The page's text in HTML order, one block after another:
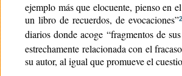
ejemplo más que elocuente, pienso en
un libro de recuerdos, de evocaciones”2
diarios donde acoge “fragmentos de
estrechamente relacionada con el
su autor, al igual que promueve el